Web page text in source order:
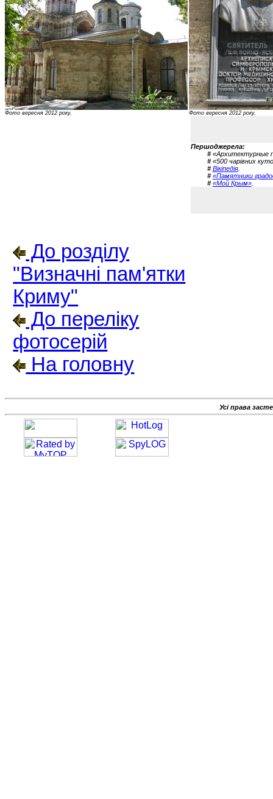
Фото вересня 2012 року. Фото вересня 2012 року.
Першоджерела:
#«Архитектурные
#«500 чарівних
# Вікіпедія.
# «Памятники
# «Мой Крым».
До розділу
"Визначні пам'ятки
Криму"
До переліку
фотосерій
На головну
Усі права